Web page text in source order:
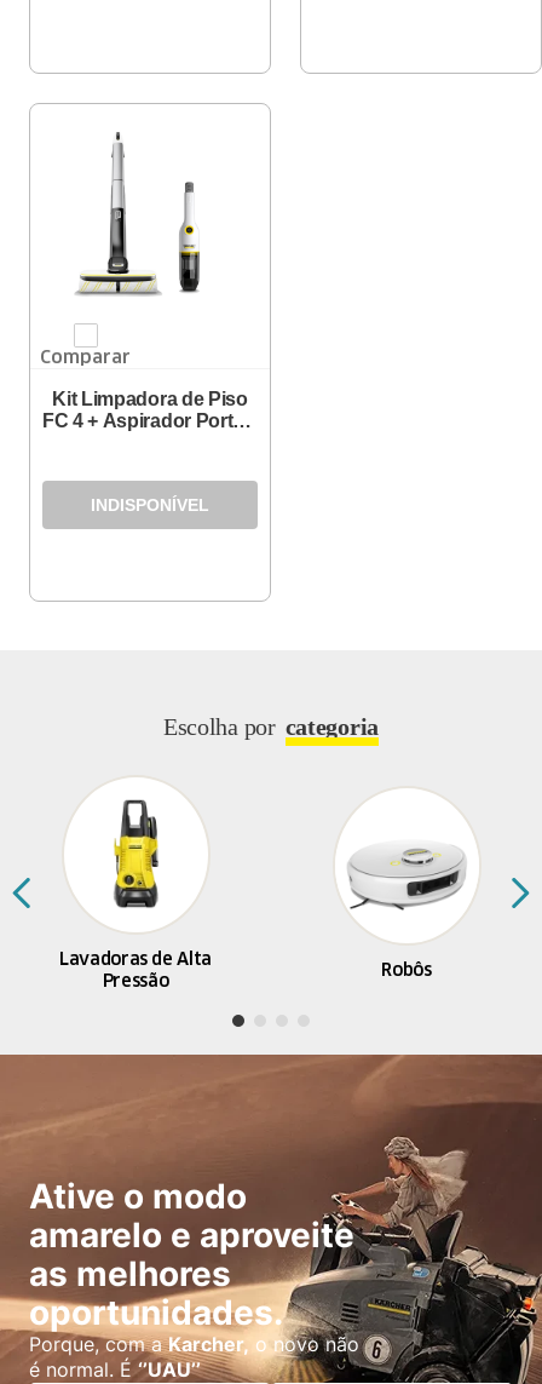
Comparar
Kit Limpadora de Piso
FC 4 + Aspirador Portátil
INDISPONÍVEL
Escolha por categoria
Lavadoras de Alta
Pressão
Robôs
Ative o modo
amarelo e aproveite
as melhores
oportunidades.
Porque, com aKarcher, o novo não
é normal. É‘’UAU’’